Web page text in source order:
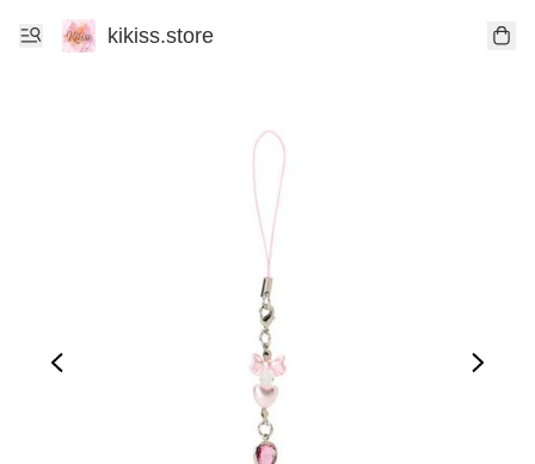
kikiss.store